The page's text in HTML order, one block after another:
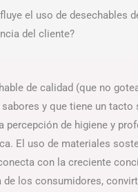
el uso de desechables
del cliente?
de calidad (que no
y que tiene un tacto
percepción de higiene y
El uso de materiales
con la creciente
de los consumidores,